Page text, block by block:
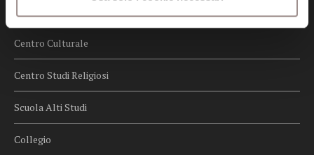
Centro Culturale
Centro Studi Religiosi
Scuola Alti Studi
Collegio